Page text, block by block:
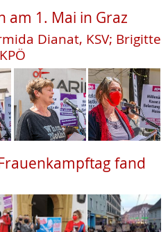
am 1. Mai in Graz
Dianat, KSV; Brigitte
fand